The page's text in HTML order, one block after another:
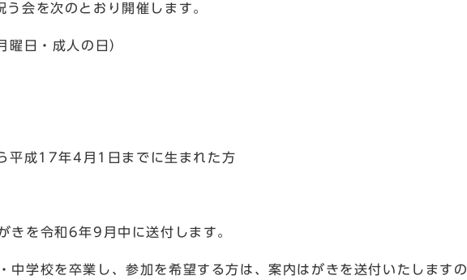
会を次のとおり開催します。
日・成人の日）
成17年4月1日までに生まれた方
きを令和6年9月中に送付します。
中学校を卒業し、参加を希望する方は、案内はがきを送付いたします